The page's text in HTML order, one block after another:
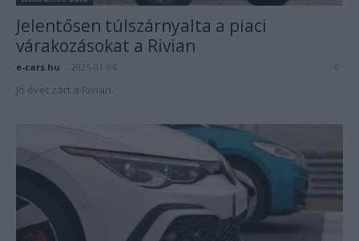
Jelentősen túlszárnyalta a piaci
várakozásokat a Rivian
e-cars.hu 2025-01-04 0
Jó évet zárt a Rivian.